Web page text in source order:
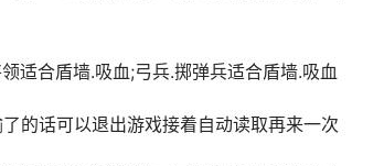
适合盾墙.吸血;弓兵.掷弹兵适合盾墙.吸血
的话可以退出游戏接着自动读取再来一次